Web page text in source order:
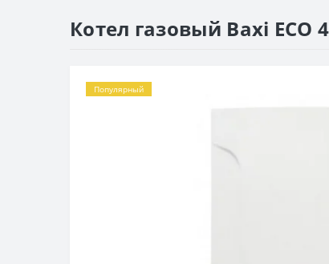
Котел газовый Baxi ECO
Популярный